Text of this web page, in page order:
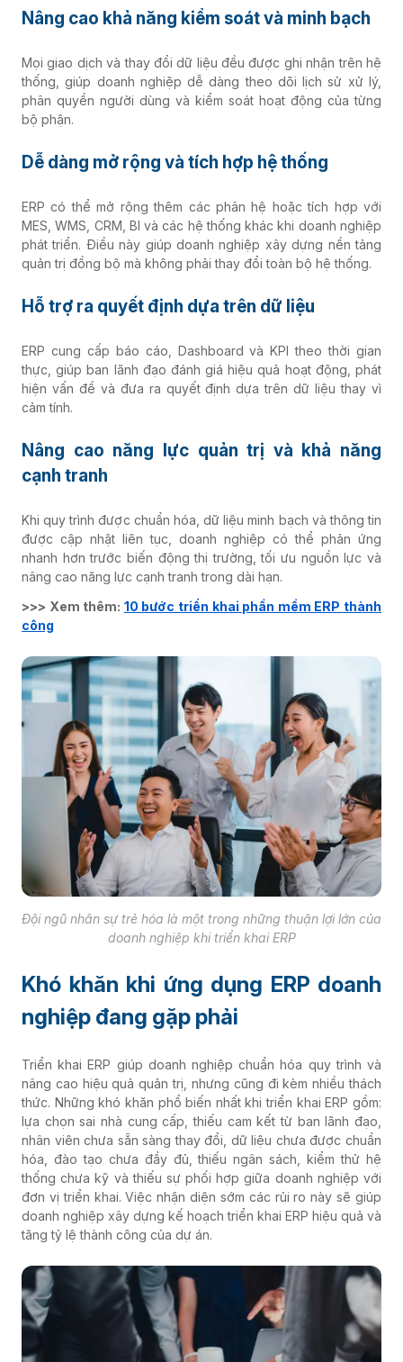
Nâng cao khả năng kiểm soát và minh bạch
Mọi giao dịch và thay đổi dữ liệu đều được ghi nhận trên hệ
thống, giúp doanh nghiệp dễ dàng theo dõi lịch sử xử lý,
phân quyền người dùng và kiểm soát hoạt động của từng
bộ phận.
Dễ dàng mở rộng và tích hợp hệ thống
ERP có thể mở rộng thêm các phân hệ hoặc tích hợp với
MES, WMS, CRM, BI và các hệ thống khác khi doanh nghiệp
phát triển. Điều này giúp doanh nghiệp xây dựng nền tảng
quản trị đồng bộ mà không phải thay đổi toàn bộ hệ thống.
Hỗ trợ ra quyết định dựa trên dữ liệu
ERP cung cấp báo cáo, Dashboard và KPI theo thời gian
thực, giúp ban lãnh đạo đánh giá hiệu quả hoạt động, phát
hiện vấn đề và đưa ra quyết định dựa trên dữ liệu thay vì
cảm tính.
Nâng cao năng lực quản trị và khả năng
cạnh tranh
Khi quy trình được chuẩn hóa, dữ liệu minh bạch và thông tin
được cập nhật liên tục, doanh nghiệp có thể phản ứng
nhanh hơn trước biến động thị trường, tối ưu nguồn lực và
nâng cao năng lực cạnh tranh trong dài hạn.
>>> Xem thêm: 10 bước triển khai phần mềm ERP thành
công
Đội ngũ nhân sự trẻ hóa là một trong những thuận lợi lớn của
doanh nghiệp khi triển khai ERP
Khó khăn khi ứng dụng ERP doanh
nghiệp đang gặp phải
Triển khai ERP giúp doanh nghiệp chuẩn hóa quy trình và
nâng cao hiệu quả quản trị, nhưng cũng đi kèm nhiều thách
thức. Những khó khăn phổ biến nhất khi triển khai ERP gồm:
lựa chọn sai nhà cung cấp, thiếu cam kết từ ban lãnh đạo,
nhân viên chưa sẵn sàng thay đổi, dữ liệu chưa được chuẩn
hóa, đào tạo chưa đầy đủ, thiếu ngân sách, kiểm thử hệ
thống chưa kỹ và thiếu sự phối hợp giữa doanh nghiệp với
đơn vị triển khai. Việc nhận diện sớm các rủi ro này sẽ giúp
doanh nghiệp xây dựng kế hoạch triển khai ERP hiệu quả và
tăng tỷ lệ thành công của dự án.